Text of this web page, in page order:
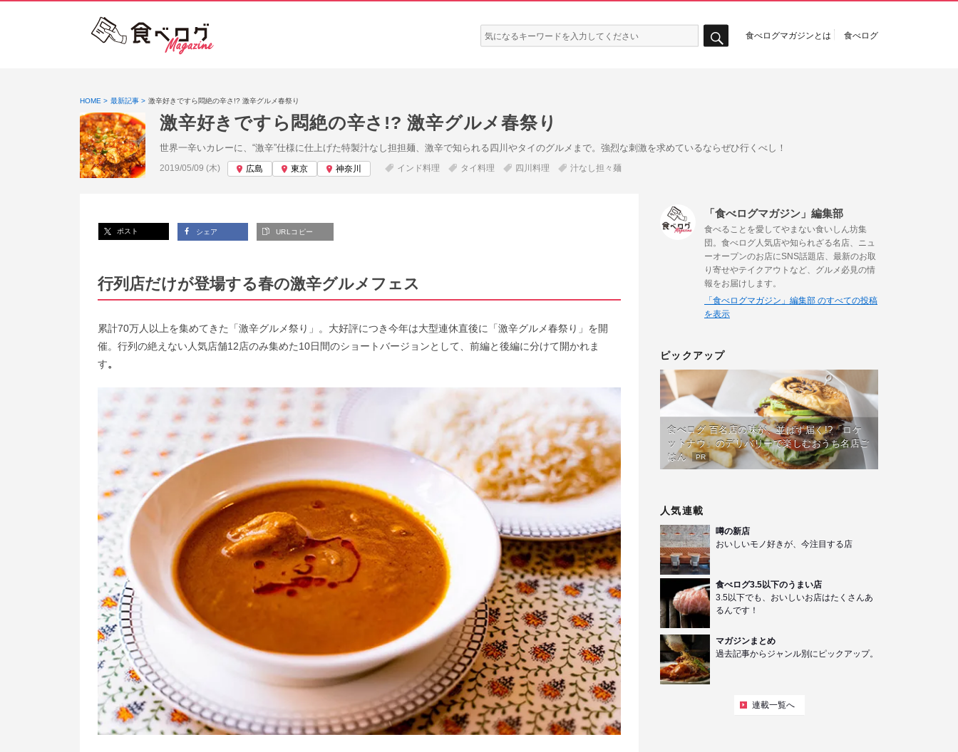
検
索:
食べログマガジンとは 食べログ
HOME 最新記事 激辛好きですら悶絶の辛さ!? 激辛グルメ春祭り
激辛好きですら悶絶の辛さ!? 激辛グルメ春祭り
世界一辛いカレーに、“激辛”仕様に仕上げた特製汁なし担担麺、激辛で知られる四川やタイのグルメまで。強烈な刺激を求めているならぜひ行くべし！
投稿日:
2019/05/09 (木) 広島 東京 神奈川 インド料理 タイ料理 四川料理 汁なし担々麺
ポスト シェア URLコピー
行列店だけが登場する春の激辛グルメフェス
累計70万人以上を集めてきた「激辛グルメ祭り」。大好評につき今年は大型連休直後に「激辛グルメ春祭り」を開
催。行列の絶えない人気店舗12店のみ集めた10日間のショートバージョンとして、前編と後編に分けて開かれま
す。
「食べログマガジン」編集部
食べることを愛してやまない食いしん坊集
団。食べログ人気店や知られざる名店、ニュ
ーオープンのお店にSNS話題店、最新のお取
り寄せやテイクアウトなど、グルメ必見の情
報をお届けします。
「食べログマガジン」編集部 のすべての投稿
を表示
ピックアップ
食べログ 百名店の味が、並ばず届く!?「ロケ
ットナウ」のデリバリーで楽しむおうち名店ご
はん
PR
人気連載
噂の新店
おいしいモノ好きが、今注目する店
食べログ3.5以下のうまい店
3.5以下でも、おいしいお店はたくさんあ
るんです！
マガジンまとめ
過去記事からジャンル別にピックアップ。
連載一覧へ